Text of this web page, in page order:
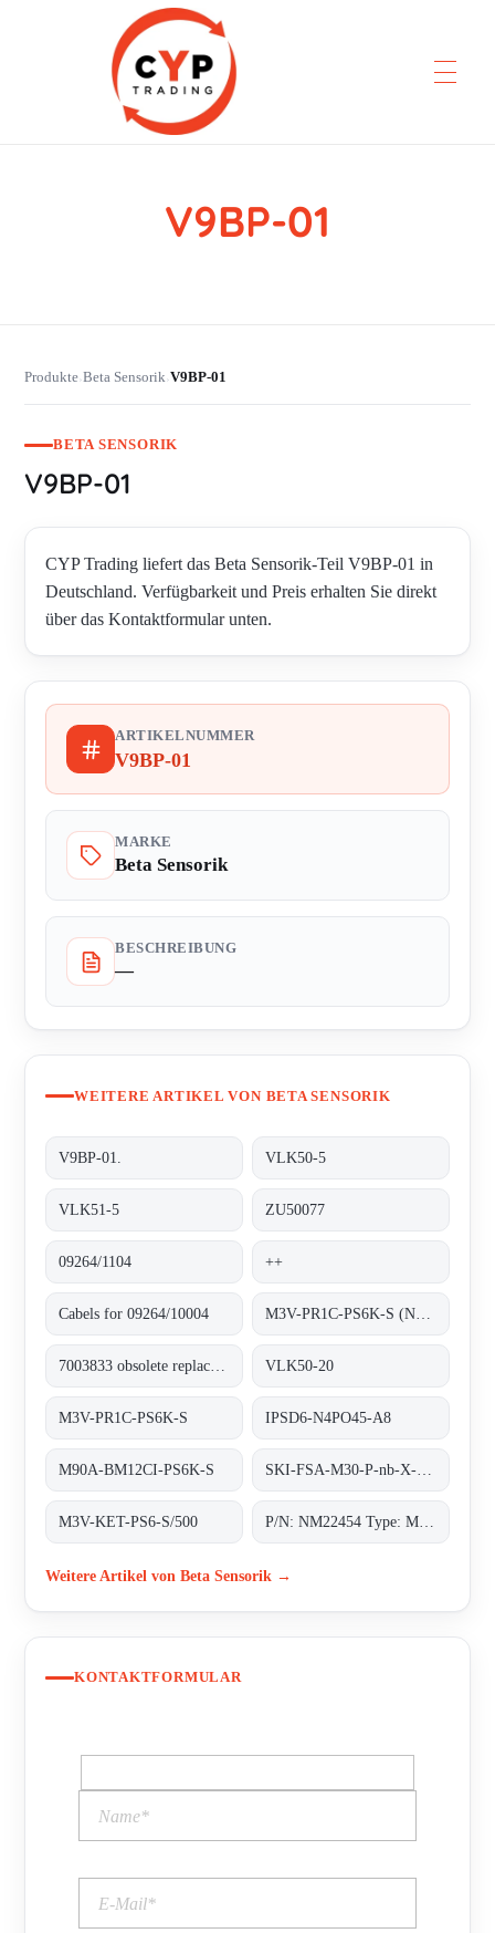
V9BP-01
Produkte›Beta Sensorik›V9BP-01
BETA SENSORIK
V9BP-01
CYP Trading liefert das Beta Sensorik-Teil V9BP-01 in
Deutschland. Verfügbarkeit und Preis erhalten Sie direkt
über das Kontaktformular unten.
ARTIKELNUMMER
V9BP-01
MARKE
Beta Sensorik
BESCHREIBUNG
—
WEITERE ARTIKEL VON BETA SENSORIK
V9BP-01. VLK50-5
VLK51-5 ZU50077
09264/1104 ++
Cabels for 09264/10004
VLK50-20
M3V-PR1C-PS6K-S IPSD6-N4PO45-A8
M90A-BM12CI-PS6K-S
M3V-KET-PS6-S/500
Weitere Artikel von Beta Sensorik →
KONTAKTFORMULAR